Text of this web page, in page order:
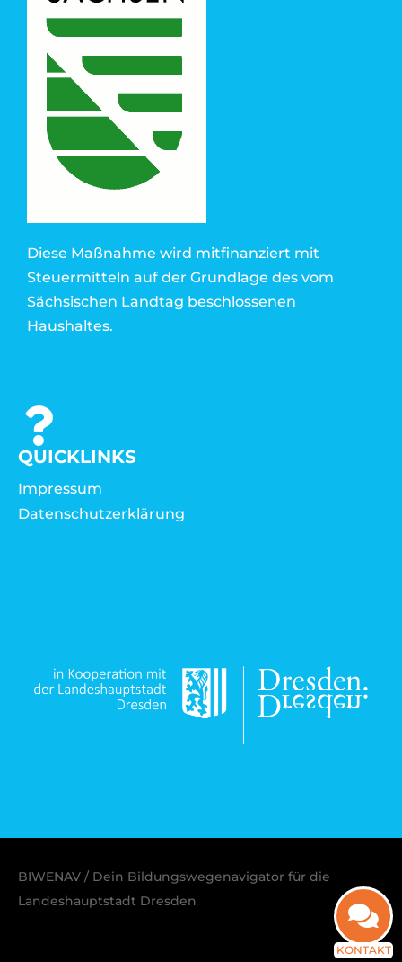
Diese Maßnahme wird mitfinanziert mit
Steuermitteln auf der Grundlage des vom
Sächsischen Landtag beschlossenen
Haushaltes.
QUICKLINKS
Impressum
Datenschutzerklärung
BIWENAV / Dein Bildungswegenavigator für die
Landeshauptstadt Dresden
KONTAKT